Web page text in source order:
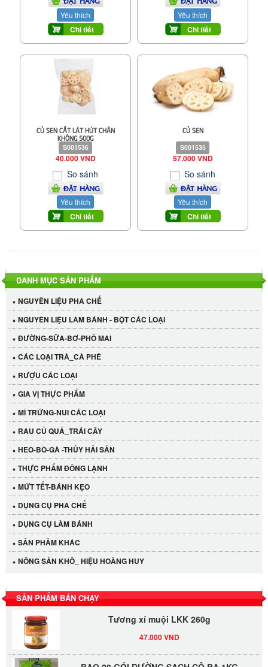
Yêu thích
Chi tiết
Yêu thích
Chi tiết
CỦ SEN CẮT LÁT HÚT CHÂN
KHÔNG 500G
S001536
40.000 VND
So sánh
ĐẶT HÀNG
Yêu thích
Chi tiết
CỦ SEN
S001535
57.000 VND
So sánh
ĐẶT HÀNG
Yêu thích
Chi tiết
DANH MỤC SẢN PHẨM
NGUYÊN LIỆU PHA CHẾ
NGUYÊN LIỆU LÀM BÁNH - BỘT CÁC LOẠI
ĐƯỜNG-SỮA-BƠ-PHÔ MAI
CÁC LOẠI TRÀ_CÀ PHÊ
RƯỢU CÁC LOẠI
GIA VỊ THỰC PHẨM
MÌ TRỨNG-NUI CÁC LOẠI
RAU CỦ QUẢ_TRÁI CÂY
HEO-BÒ-GÀ -THỦY HẢI SẢN
THỰC PHẨM ĐÔNG LẠNH
MỨT TẾT-BÁNH KẸO
DỤNG CỤ PHA CHẾ
DỤNG CỤ LÀM BÁNH
SẢN PHẢM KHÁC
NÔNG SẢN KHÔ_ HIỆU HOÀNG HUY
SẢN PHẨM BÁN CHẠY
Cần Tây Đà Lạt
40.000 VND
LỐC 12 HỦ Tương xí muội LKK 260g
BAO 20 GÓI ĐƯỜNG SẠCH CÔ BA 1KG